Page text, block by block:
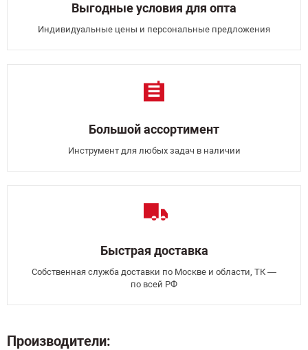
Выгодные условия для опта
Индивидуальные цены и персональные предложения
Большой ассортимент
Инструмент для любых задач в наличии
Быстрая доставка
Собственная служба доставки по Москве и области, ТК —
по всей РФ
Производители: